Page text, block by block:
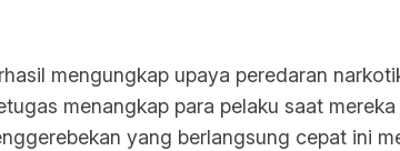
mengungkap upaya peredaran
menangkap para pelaku saat
yang berlangsung cepat ini